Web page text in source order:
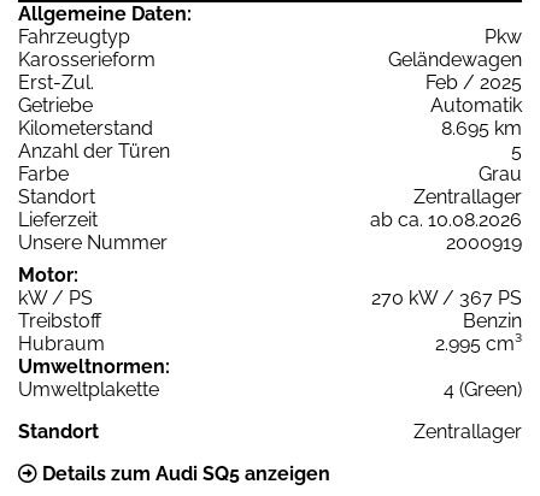
Allgemeine Daten:
Fahrzeugtyp
Pkw
Karosserieform
Geländewagen
Erst-Zul.
Feb / 2025
Getriebe
Automatik
Kilometerstand
8.695 km
Anzahl der Türen
5
Farbe
Grau
Standort
Zentrallager
Lieferzeit
ab ca. 10.08.2026
Unsere Nummer
2000919
Motor:
kW / PS
270 kW / 367 PS
Treibstoff
Benzin
Hubraum
2.995 cm³
Umweltnormen:
Umweltplakette
4 (Green)
Standort
Zentrallager
Details zum Audi SQ5 anzeigen